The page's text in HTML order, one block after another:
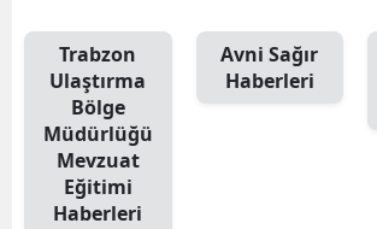
Hatay
Trabzon
Ulaştırma
Bölge
Müdürlüğü
Mevzuat
Eğitimi
Haberleri
Avni Sağır
Haberleri